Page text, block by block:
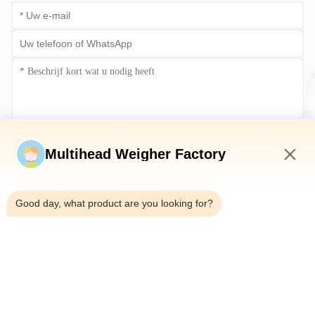
Stuur nu
Multihead Weigher Factory
Good day, what product are you looking for?